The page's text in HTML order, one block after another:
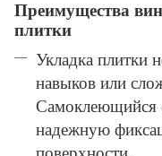
Преимущества
плитки
Укладка плитки
навыков или
Самоклеющийся
надежную